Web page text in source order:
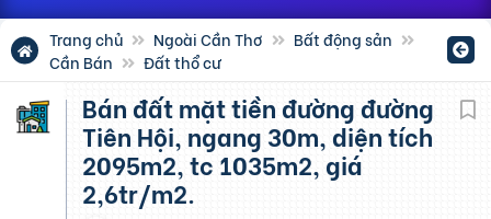
Trang chủ Ngoài Cần Thơ
Bất động sản
Cần Bán
Đất thổ cư
Bán đất mặt tiền đường đường
Tiên Hội, ngang 30m, diện tích
2095m2, tc 1035m2, giá
2,6tr/m2.